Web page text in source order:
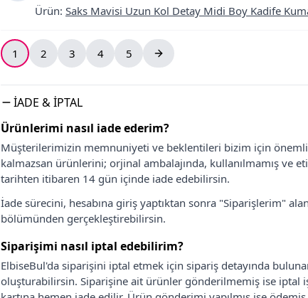
Ürün: Saks Mavisi Uzun Kol Detay Midi Boy Kadife
1 2 3 4 5
İADE & İPTAL
Ürünlerimi nasıl iade ederim?
Müşterilerimizin memnuniyeti ve beklentileri bizim için
kalmazsan ürünlerini; orjinal ambalajında, kullanılmamış ve
tarihten itibaren 14 gün içinde iade edebilirsin.
İade sürecini, hesabına giriş yaptıktan sonra "Siparişlerim"
bölümünden gerçekleştirebilirsin.
Siparişimi nasıl iptal edebilirim?
ElbiseBul'da siparişini iptal etmek için sipariş detayında
oluşturabilirsin. Siparişine ait ürünler gönderilmemiş ise iptal